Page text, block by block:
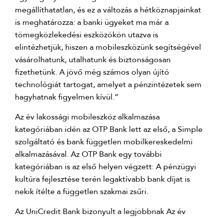
megállíthatatlan, és ez a változás a hétköznapjainkat
is meghatározza: a banki ügyeket ma már a
tömegközlekedési eszközökön utazva is
elintézhetjük, hiszen a mobileszközünk segítségével
vásárolhatunk, utalhatunk és biztonságosan
fizethetünk. A jövő még számos olyan újító
technológiát tartogat, amelyet a pénzintézetek sem
hagyhatnak figyelmen kívül.”
Az év lakossági mobileszköz alkalmazása
kategóriában idén az OTP Bank lett az első, a Simple
szolgáltató és bank független mobilkereskedelmi
alkalmazásával. Az OTP Bank egy további
kategóriában is az első helyen végzett: A pénzügyi
kultúra fejlesztése terén legaktívabb bank díjat is
nekik ítélte a független szakmai zsűri.
Az UniCredit Bank bizonyult a legjobbnak Az év